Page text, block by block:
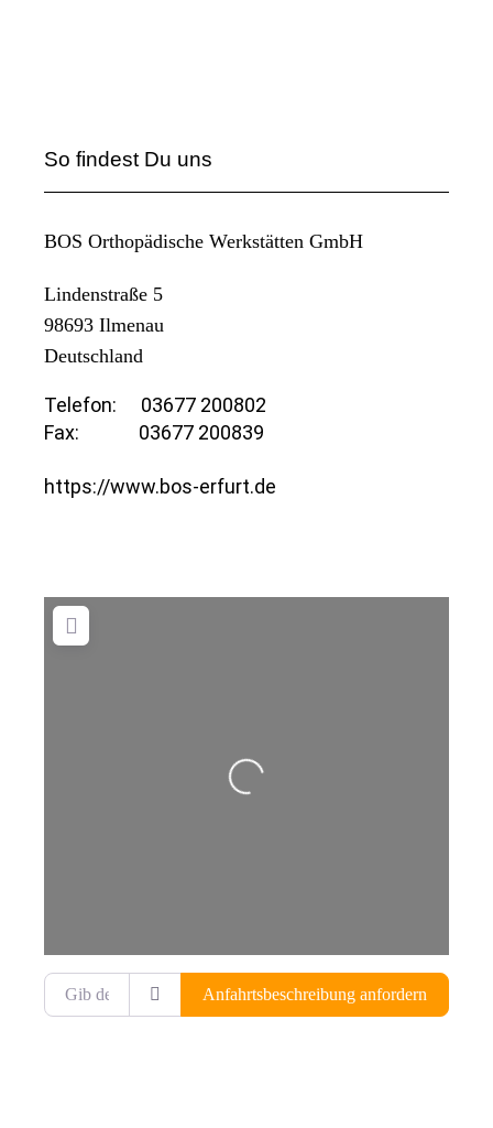
So findest Du uns
BOS Orthopädische Werkstätten GmbH
Lindenstraße 5
98693 Ilmenau
Deutschland
Telefon:
03677 200802
Fax:
03677 200839
https://www.bos-erfurt.de
Wird geladen …
Gib deinen Standort ein.
Anfahrtsbeschreibung anfordern